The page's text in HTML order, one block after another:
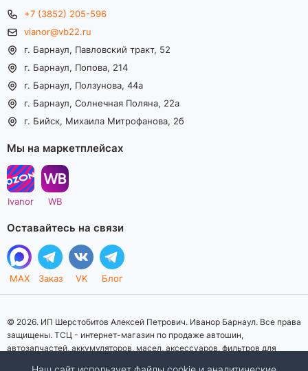
+7 (3852) 205-596
vianor@vb22.ru
г. Барнаул, Павловский тракт, 52
г. Барнаул, Попова, 214
г. Барнаул, Ползунова, 44а
г. Барнаул, Солнечная Поляна, 22а
г. Бийск, Михаила Митрофанова, 2б
Мы на маркетплейсах
Ivanor WB
Оставайтесь на связи
MAX Заказ VK Блог
© 2026. ИП Шерстобитов Алексей Петрович. Иванор Барнаул. Все права
защищены. ТСЦ - интернет-магазин по продаже автошин,
автозапчастей, аккумуляторов, масел, аксессуаров, фильтров для